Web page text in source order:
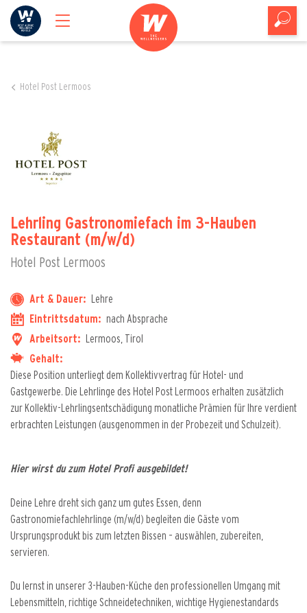
Hotel Post Lermoos
Lehrling Gastronomiefach im 3-Hauben
Restaurant (m/w/d)
Hotel Post Lermoos
Art & Dauer:
Lehre
Eintrittsdatum: nach Absprache
Arbeitsort:
Lermoos, Tirol
Gehalt:
Diese Position unterliegt dem Kollektivvertrag für Hotel- und
Gastgewerbe. Die Lehrlinge des Hotel Post Lermoos erhalten zusätzlich
zur Kollektiv-Lehrlingsentschädigung monatliche Prämien für Ihre verdient
erbrachten Leistungen (ausgenommen in der Probezeit und Schulzeit).
Hier wirst du zum Hotel Profi ausgebildet!
Deine Lehre dreht sich ganz um gutes Essen, denn
Gastronomiefachlehrlinge (m/w/d) begleiten die Gäste vom
Ursprungsprodukt bis zum letzten Bissen – auswählen, zubereiten,
servieren.
Du lernst in unserer 3-Hauben-Küche den professionellen Umgang mit
Lebensmitteln, richtige Schneidetechniken, wichtige Hygienestandards